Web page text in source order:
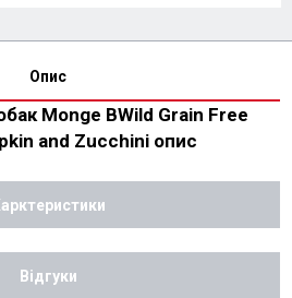
Опис
Monge BWild Grain Free
and Zucchini опис
Відгуки